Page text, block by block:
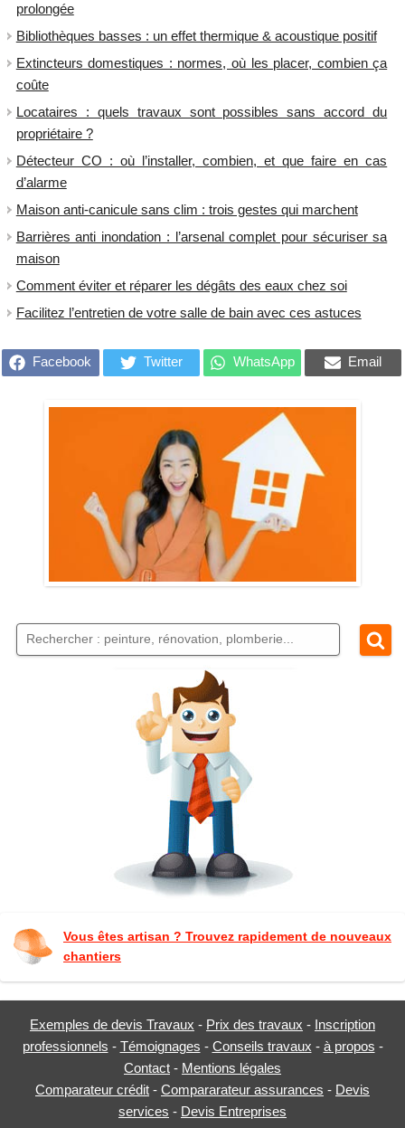
prolongée
Bibliothèques basses : un effet thermique & acoustique positif
Extincteurs domestiques : normes, où les placer, combien ça
coûte
Locataires : quels travaux sont possibles sans accord du
propriétaire ?
Détecteur CO : où l’installer, combien, et que faire en cas
d’alarme
Maison anti-canicule sans clim : trois gestes qui marchent
Barrières anti inondation : l’arsenal complet pour sécuriser sa
maison
Comment éviter et réparer les dégâts des eaux chez soi
Facilitez l’entretien de votre salle de bain avec ces astuces
Facebook Twitter WhatsApp Email
Vous êtes artisan ? Trouvez rapidement de nouveaux
chantiers
Exemples de devis Travaux - Prix des travaux - Inscription
professionnels - Témoignages - Conseils travaux - à propos -
Contact - Mentions légales
Comparateur crédit - Compararateur assurances - Devis
services - Devis Entreprises